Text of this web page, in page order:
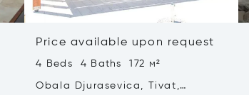
Price available upon request
4 Beds 4 Baths 172 м²
Obala Djurasevica, Tivat,